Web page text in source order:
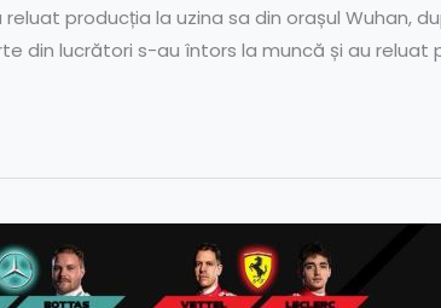
reluat producția la uzina sa din orașul Wuhan,
din lucrători s-au întors la muncă și au reluat